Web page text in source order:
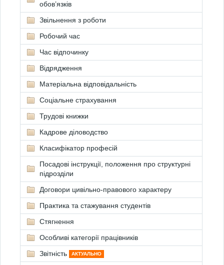
обов’язків
Звільнення з роботи
Робочий час
Час відпочинку
Відрядження
Матеріальна відповідальність
Соціальне страхування
Трудові книжки
Кадрове діловодство
Класифікатор професій
Посадові інструкції, положення про структурні
підрозділи
Договори цивільно-правового характеру
Практика та стажування студентів
Стягнення
Особливі категорії працівників
Звітність
АКТУАЛЬНО